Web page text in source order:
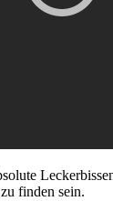
finden sein.